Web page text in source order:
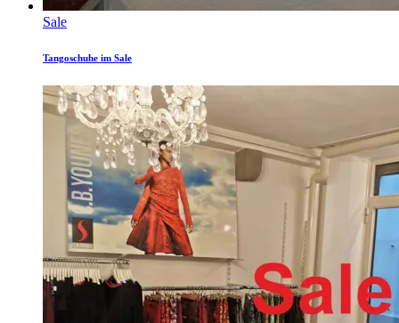
Sale
Tangoschuhe im Sale